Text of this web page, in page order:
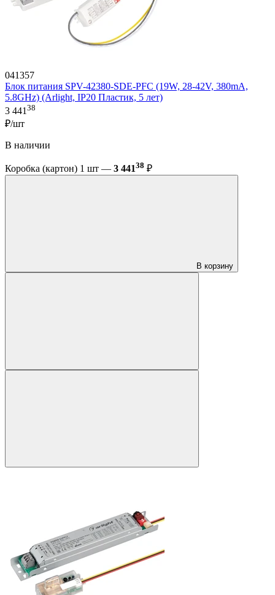
041357
Блок питания SPV-42380-SDE-PFC (19W, 28-42V, 380mA,
5.8GHz) (Arlight, IP20 Пластик, 5 лет)
3 441 38
₽/шт
В наличии
Коробка (картон) 1 шт — 3 44138 ₽
В корзину